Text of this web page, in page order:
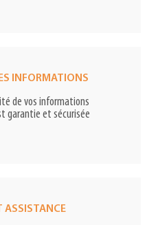
INFORMATIONS
de vos informations
garantie et sécurisée
ASSISTANCE